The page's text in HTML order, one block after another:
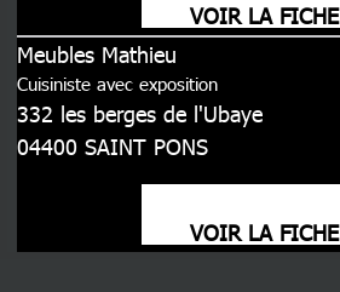
VOIR LA FICHE
Meubles Mathieu
Cuisiniste avec exposition
332 les berges de l'Ubaye
04400 SAINT PONS
VOIR LA FICHE